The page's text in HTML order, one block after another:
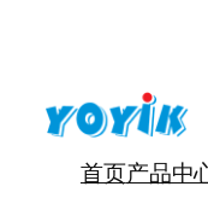
首页产品中